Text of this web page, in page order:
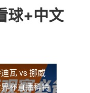
球+中文
瓦 vs 挪威
杯直播科特